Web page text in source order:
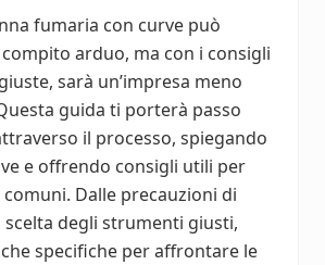
fumaria con curve può
arduo, ma con i consigli
sarà un’impresa meno
guida ti porterà passo
il processo, spiegando
e offrendo consigli utili per
Dalle precauzioni di
scelta degli strumenti giusti,
specifiche per affrontare le